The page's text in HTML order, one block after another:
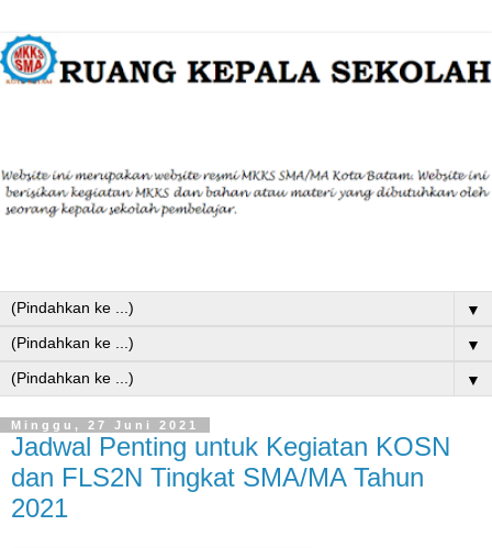
▼
▼
▼
Minggu, 27 Juni 2021
Jadwal Penting untuk Kegiatan KOSN
dan FLS2N Tingkat SMA/MA Tahun
2021